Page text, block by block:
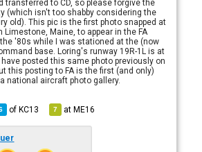
transferred to CD, so please forgive the
(which isn't too shabby considering the
old). This pic is the first photo snapped at
Limestone, Maine, to appear in the FA
the '80s while I was stationed at the (now
base. Loring's runway 19R-1L is at
posted this same photo previously on
this posting to FA is the first (and only)
national aircraft photo gallery.
ofKC13 7 atME16